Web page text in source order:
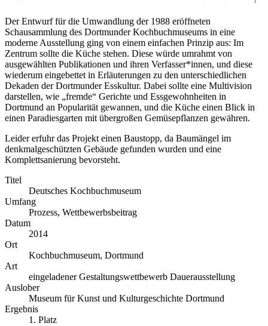
Der Entwurf für die Umwandlung der 1988 eröffneten
Schausammlung des Dortmunder Kochbuchmuseums in eine
moderne Ausstellung ging von einem einfachen Prinzip aus: Im
Zentrum sollte die Küche stehen. Diese würde umrahmt von
ausgewählten Publikationen und ihren Verfasser*innen, und diese
wiederum eingebettet in Erläuterungen zu den unterschiedlichen
Dekaden der Dortmunder Esskultur. Dabei sollte eine Multivision
darstellen, wie „fremde“ Gerichte und Essgewohnheiten in
Dortmund an Popularität gewannen, und die Küche einen Blick in
einen Paradiesgarten mit übergroßen Gemüsepflanzen gewähren.
Leider erfuhr das Projekt einen Baustopp, da Baumängel im
denkmalgeschützten Gebäude gefunden wurden und eine
Komplettsanierung bevorsteht.
Titel
Deutsches Kochbuchmuseum
Umfang
Prozess, Wettbewerbsbeitrag
Datum
2014
Ort
Kochbuchmuseum, Dortmund
Art
eingeladener Gestaltungswettbewerb Dauerausstellung
Auslober
Museum für Kunst und Kulturgeschichte Dortmund
Ergebnis
1. Platz